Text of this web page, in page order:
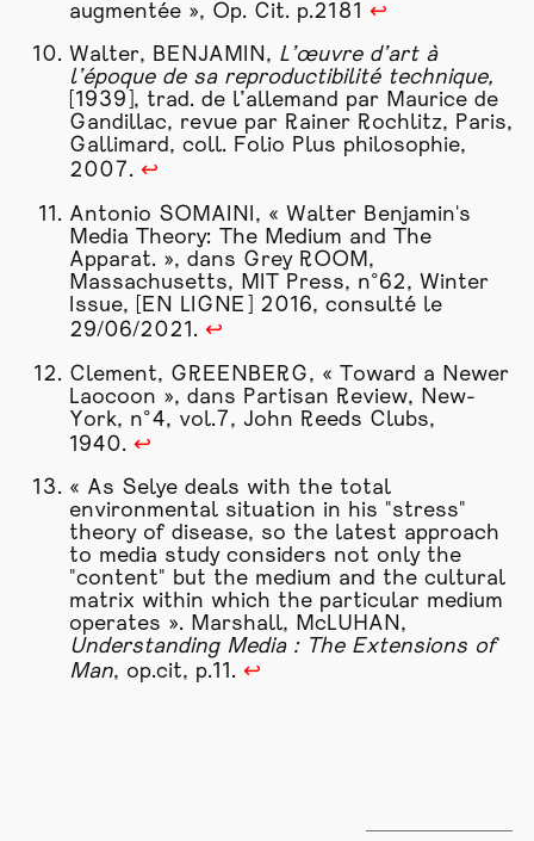
augmentée », Op. Cit. p.2181 ↩
Walter, BENJAMIN, L’œuvre d’art à
l’époque de sa reproductibilité technique,
[1939], trad. de l’allemand par Maurice de
Gandillac, revue par Rainer Rochlitz, Paris,
Gallimard, coll. Folio Plus philosophie,
2007. ↩
Antonio SOMAINI, « Walter Benjamin's
Media Theory: The Medium and The
Apparat. », dans Grey ROOM,
Massachusetts, MIT Press, n°62, Winter
Issue, [EN LIGNE] 2016, consulté le
29/06/2021. ↩
Clement, GREENBERG, « Toward a Newer
Laocoon », dans Partisan Review, New-
York, n°4, vol.7, John Reeds Clubs,
1940. ↩
« As Selye deals with the total
environmental situation in his "stress"
theory of disease, so the latest approach
to media study considers not only the
"content" but the medium and the cultural
matrix within which the particular medium
operates ». Marshall, McLUHAN,
Understanding Media : The Extensions of
Man, op.cit, p.11. ↩